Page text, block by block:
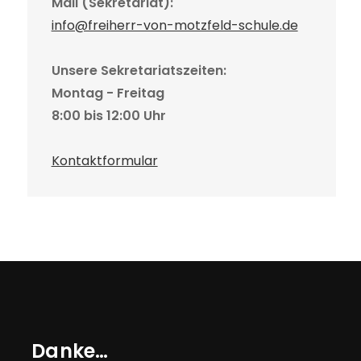
info@freiherr-von-motzfeld-schule.de
Unsere Sekretariatszeiten:
Montag - Freitag
8:00 bis 12:00 Uhr
Kontaktformular
Danke…